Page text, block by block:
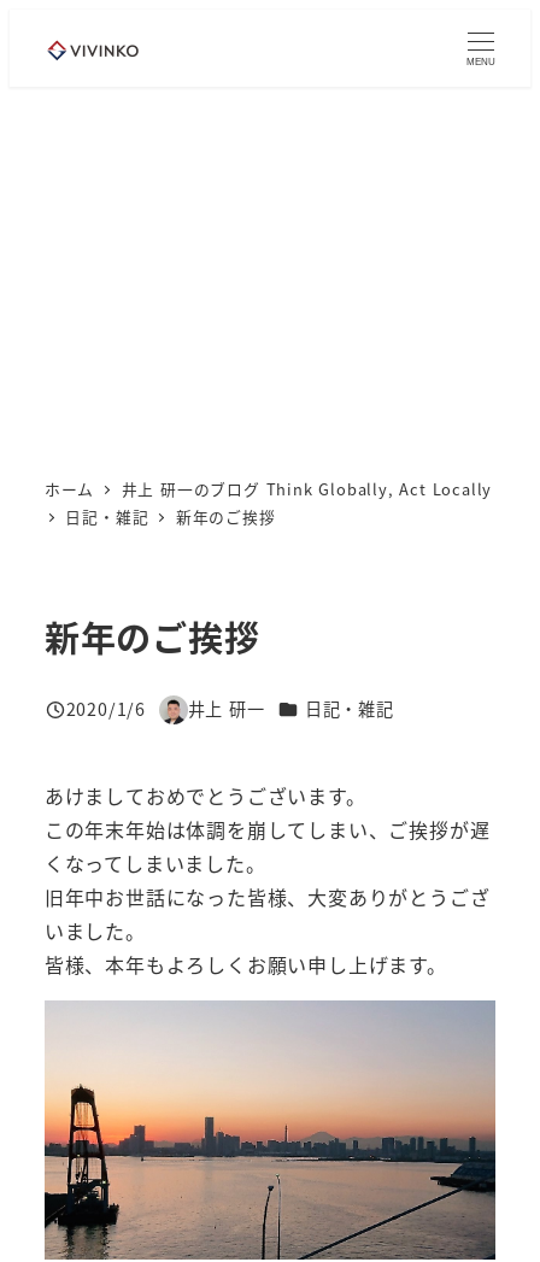
MENU
ホーム
井上 研一のブログ Think Globally, Act Locally
日記・雑記
新年のご挨拶
新年のご挨拶
投稿日
2020/1/6
著
井上 研一 カテゴリー
日記・雑記
あけましておめでとうございます。
この年末年始は体調を崩してしまい、ご挨拶が遅
くなってしまいました。
旧年中お世話になった皆様、大変ありがとうござ
いました。
皆様、本年もよろしくお願い申し上げます。